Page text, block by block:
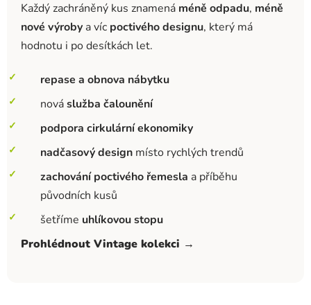
Každý zachráněný kus znamená méně odpadu, méně
nové výroby a víc poctivého designu, který má
hodnotu i po desítkách let.
repase a obnova nábytku
nováslužba čalounění
podpora cirkulární ekonomiky
nadčasový design místo rychlých trendů
zachování poctivého řemesla a příběhu
původních kusů
šetříme uhlíkovou stopu
Prohlédnout Vintage kolekci →